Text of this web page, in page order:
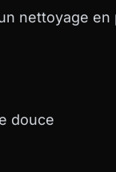
nettoyage
douce